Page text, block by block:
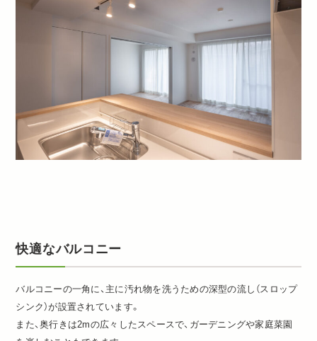
快適なバルコニー
バルコニーの一角に、主に汚れ物を洗うための深型の流し（スロップ
シンク）が設置されています。
また、奥行きは2mの広々したスペースで、ガーデニングや家庭菜園